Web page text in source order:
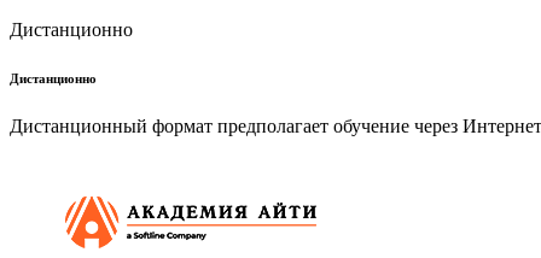
Дистанционно
Дистанционно
Дистанционный формат предполагает обучение через